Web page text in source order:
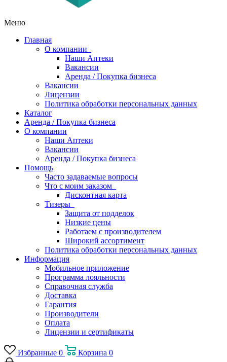
Меню
Главная
О компании
Наши Аптеки
Вакансии
Аренда / Покупка бизнеса
Вакансии
Лицензии
Политика обработки персональных данных
Каталог
Аренда / Покупка бизнеса
О компании
Наши Аптеки
Вакансии
Аренда / Покупка бизнеса
Помощь
Часто задаваемые вопросы
Что с моим заказом
Дисконтная карта
Тизеры
Защита от подделок
Низкие цены
Работаем с производителем
Широкий ассортимент
Политика обработки персональных данных
Информация
Мобильное приложение
Программа лояльности
Справочная служба
Доставка
Гарантия
Производители
Оплата
Лицензии и сертификаты
Избранные 0 Корзина 0